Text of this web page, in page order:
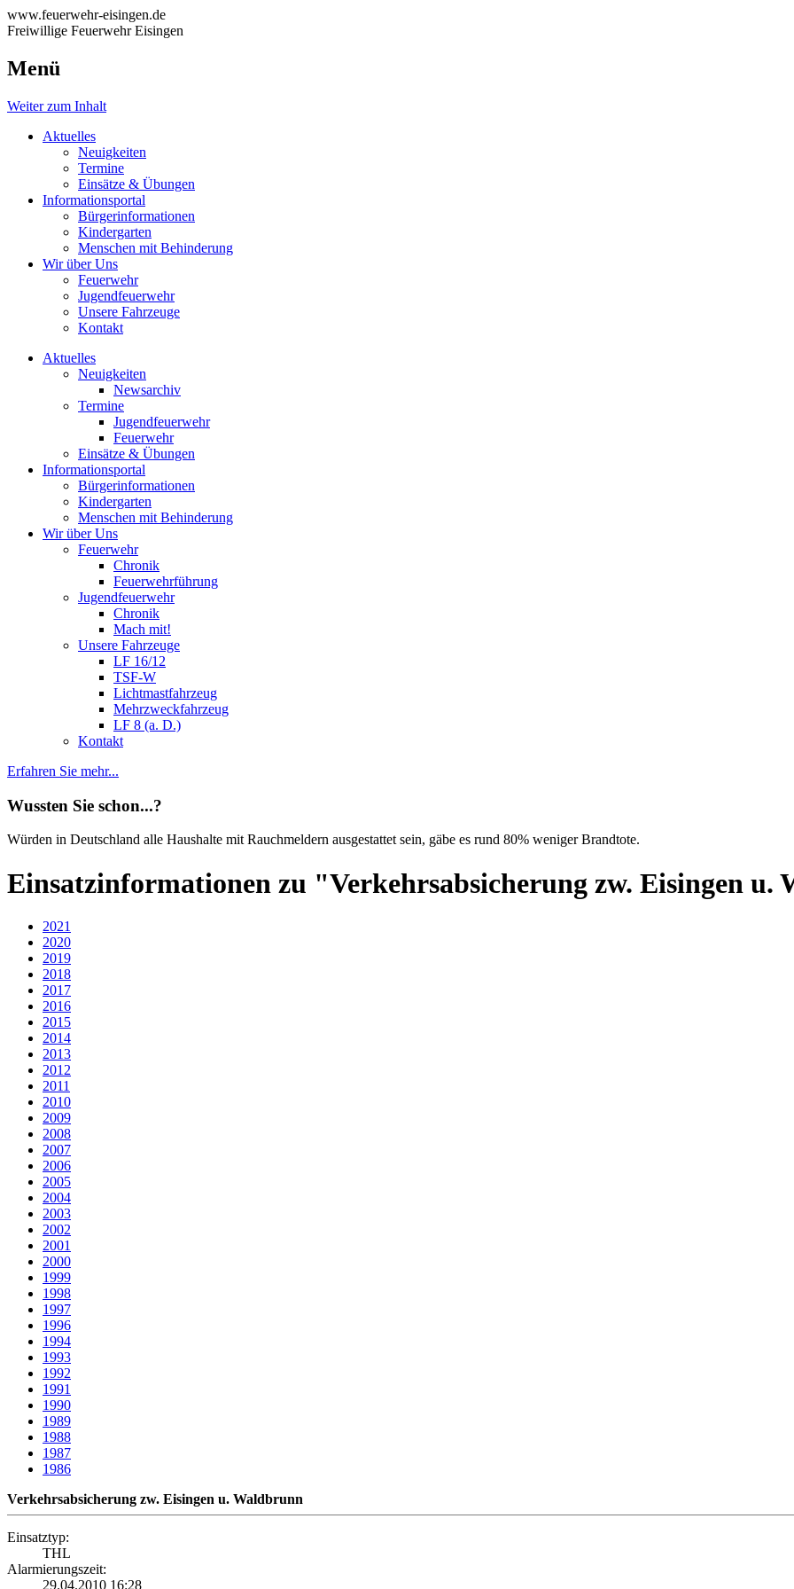
www.feuerwehr-eisingen.de
Freiwillige Feuerwehr Eisingen
Menü
Weiter zum Inhalt
Aktuelles
Neuigkeiten
Termine
Einsätze & Übungen
Informationsportal
Bürgerinformationen
Kindergarten
Menschen mit Behinderung
Wir über Uns
Feuerwehr
Jugendfeuerwehr
Unsere Fahrzeuge
Kontakt
Aktuelles
Neuigkeiten
Newsarchiv
Termine
Jugendfeuerwehr
Feuerwehr
Einsätze & Übungen
Informationsportal
Bürgerinformationen
Kindergarten
Menschen mit Behinderung
Wir über Uns
Feuerwehr
Chronik
Feuerwehrführung
Jugendfeuerwehr
Chronik
Mach mit!
Unsere Fahrzeuge
LF 16/12
TSF-W
Lichtmastfahrzeug
Mehrzweckfahrzeug
LF 8 (a. D.)
Kontakt
Erfahren Sie mehr...
Wussten Sie schon...?
Würden in Deutschland alle Haushalte mit Rauchmeldern ausgestattet sein, gäbe es rund 80% weniger Brandtote.
Einsatzinformationen zu "Verkehrsabsicherung zw. Eisingen u.
2021
2020
2019
2018
2017
2016
2015
2014
2013
2012
2011
2010
2009
2008
2007
2006
2005
2004
2003
2002
2001
2000
1999
1998
1997
1996
1994
1993
1992
1991
1990
1989
1988
1987
1986
Verkehrsabsicherung zw. Eisingen u. Waldbrunn
Einsatztyp:
THL
Alarmierungszeit:
29.04.2010 16:28